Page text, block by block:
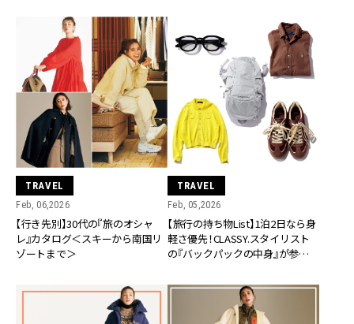
TRAVEL
Feb, 06,2026
【行き先別】30代の『旅のオシャ
レ』カタログ＜スキーから南国リ
ゾートまで＞
TRAVEL
Feb, 05,2026
【旅行の持ち物List】1泊2日なら身
軽さ優先！CLASSY.スタイリスト
の『バックパックの中身』が参考に